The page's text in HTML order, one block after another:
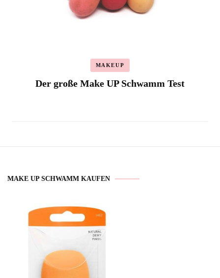
MAKEUP
Der große Make UP Schwamm Test
MAKE UP SCHWAMM KAUFEN